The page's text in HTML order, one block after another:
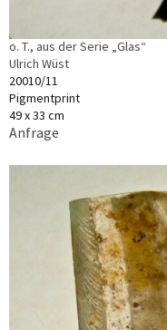
o. T., aus der Serie „Glas“
Ulrich Wüst
20010/11
Pigmentprint
49 x 33 cm
Anfrage